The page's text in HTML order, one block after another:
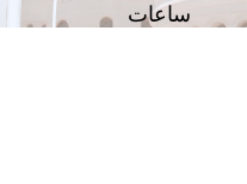
ساعات